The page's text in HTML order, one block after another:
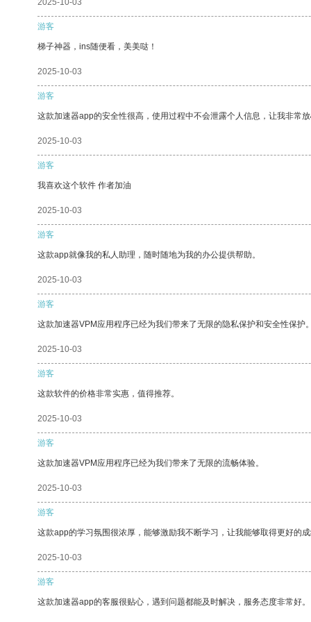
2025-10-03
游客
梯子神器，ins随便看，美美哒！
2025-10-03
游客
这款加速器app的安全性很高，使用过程中不会泄露个人信息，让我非常
2025-10-03
游客
我喜欢这个软件 作者加油
2025-10-03
游客
这款app就像我的私人助理，随时随地为我的办公提供帮助。
2025-10-03
游客
这款加速器VPM应用程序已经为我们带来了无限的隐私保护和安全性保护
2025-10-03
游客
这款软件的价格非常实惠，值得推荐。
2025-10-03
游客
这款加速器VPM应用程序已经为我们带来了无限的流畅体验。
2025-10-03
游客
这款app的学习氛围很浓厚，能够激励我不断学习，让我能够取得更好的
2025-10-03
游客
这款加速器app的客服很贴心，遇到问题都能及时解决，服务态度非常好。